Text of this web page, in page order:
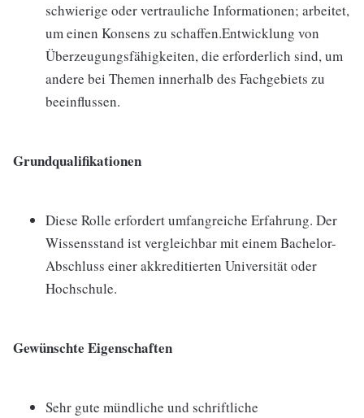
schwierige oder vertrauliche Informationen; arbeitet,
um einen Konsens zu schaffen.Entwicklung von
Überzeugungsfähigkeiten, die erforderlich sind, um
andere bei Themen innerhalb des Fachgebiets zu
beeinflussen.
Grundqualifikationen
Diese Rolle erfordert umfangreiche Erfahrung. Der
Wissensstand ist vergleichbar mit einem Bachelor-
Abschluss einer akkreditierten Universität oder
Hochschule.
Gewünschte Eigenschaften
Sehr gute mündliche und schriftliche